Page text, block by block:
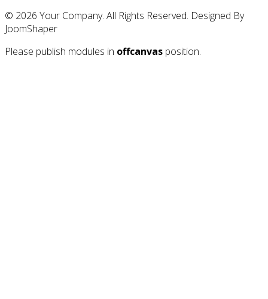
© 2026 Your Company. All Rights Reserved. Designed By
JoomShaper
Please publish modules in offcanvas position.